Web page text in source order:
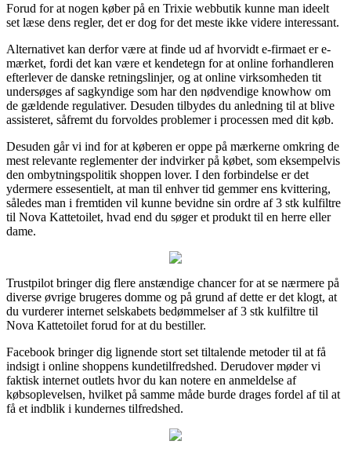
Forud for at nogen køber på en Trixie webbutik kunne man ideelt
set læse dens regler, det er dog for det meste ikke videre interessant.
Alternativet kan derfor være at finde ud af hvorvidt e-firmaet er e-
mærket, fordi det kan være et kendetegn for at online forhandleren
efterlever de danske retningslinjer, og at online virksomheden tit
undersøges af sagkyndige som har den nødvendige knowhow om
de gældende regulativer. Desuden tilbydes du anledning til at blive
assisteret, såfremt du forvoldes problemer i processen med dit køb.
Desuden går vi ind for at køberen er oppe på mærkerne omkring de
mest relevante reglementer der indvirker på købet, som eksempelvis
den ombytningspolitik shoppen lover. I den forbindelse er det
ydermere essesentielt, at man til enhver tid gemmer ens kvittering,
således man i fremtiden vil kunne bevidne sin ordre af 3 stk kulfiltre
til Nova Kattetoilet, hvad end du søger et produkt til en herre eller
dame.
Trustpilot bringer dig flere anstændige chancer for at se nærmere på
diverse øvrige brugeres domme og på grund af dette er det klogt, at
du vurderer internet selskabets bedømmelser af 3 stk kulfiltre til
Nova Kattetoilet forud for at du bestiller.
Facebook bringer dig lignende stort set tiltalende metoder til at få
indsigt i online shoppens kundetilfredshed. Derudover møder vi
faktisk internet outlets hvor du kan notere en anmeldelse af
købsoplevelsen, hvilket på samme måde burde drages fordel af til at
få et indblik i kundernes tilfredshed.